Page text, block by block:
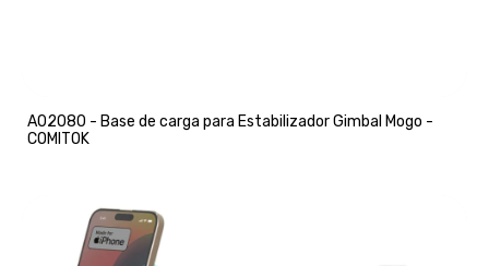
A02080 - Base de carga para Estabilizador Gimbal Mogo -
COMITOK